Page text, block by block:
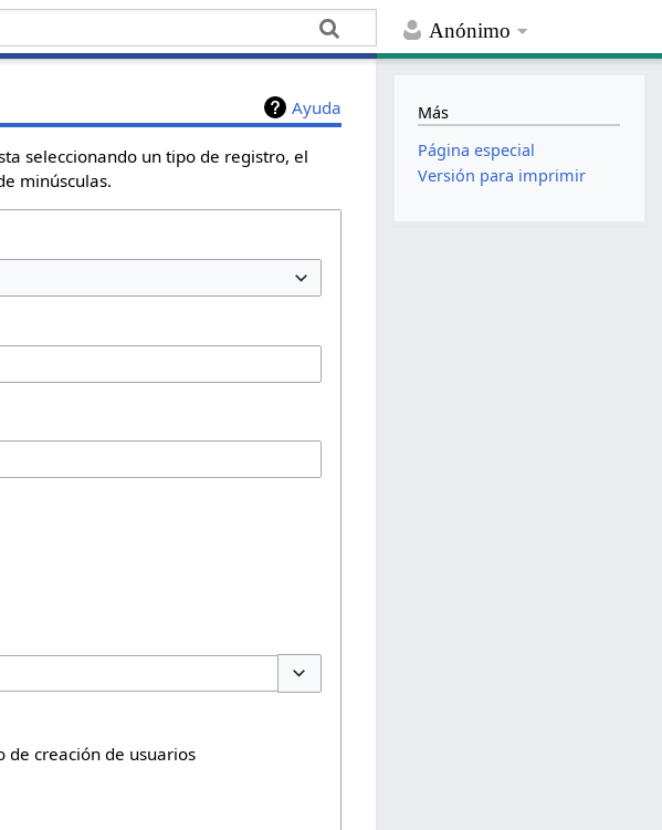
Anónimo
Ayuda
seleccionando un tipo de registro, el
minúsculas.
de creación de usuarios
Más
Página especial
Versión para imprimir